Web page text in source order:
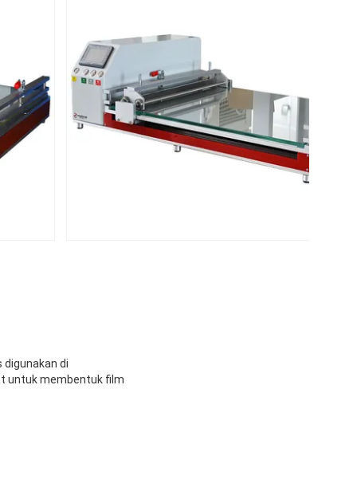
digunakan di
untuk membentuk film